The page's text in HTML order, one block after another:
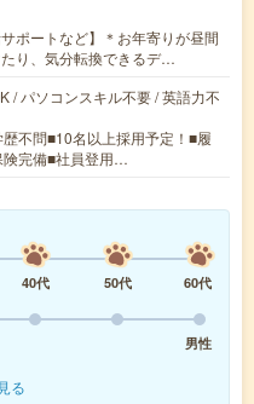
ポートなど】＊お年寄りが昼間
り、気分転換できるデ…
/ パソコンスキル不要 / 英語力不
不問■10名以上採用予定！■履
険完備■社員登用…
40代 50代
60代
男性
る